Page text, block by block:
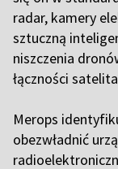
radar, kamery
sztuczną
niszczenia
łączności
Merops
obezwładnić